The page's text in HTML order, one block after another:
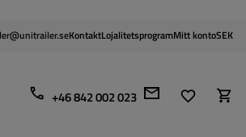
KontaktLojalitetsprogramMitt kontoSEK
+46 842 002 023